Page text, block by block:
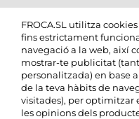
FROCA.SL utilitza
fins estrictament
navegació a la web, així
mostrar-te publicitat
personalitzada) en base
de la teva hàbits de
visitades), per optimitzar
les opinions dels